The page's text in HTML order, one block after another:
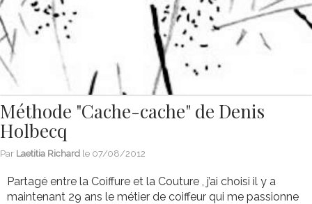
Méthode "Cache-cache" de Denis
Holbecq
Par Laetitia Richard le 07/08/2012
Partagé entre la Coiffure et la Couture , j’ai choisi il y a
maintenant 29 ans le métier de coiffeur qui me passionne